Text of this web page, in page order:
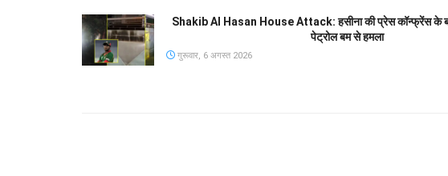
Shakib Al Hasan House Attack: हसीना की प्रेस कॉन्फ्रेंस के
पेट्रोल बम से हमला
गुरूवार, 6 अगस्त 2026